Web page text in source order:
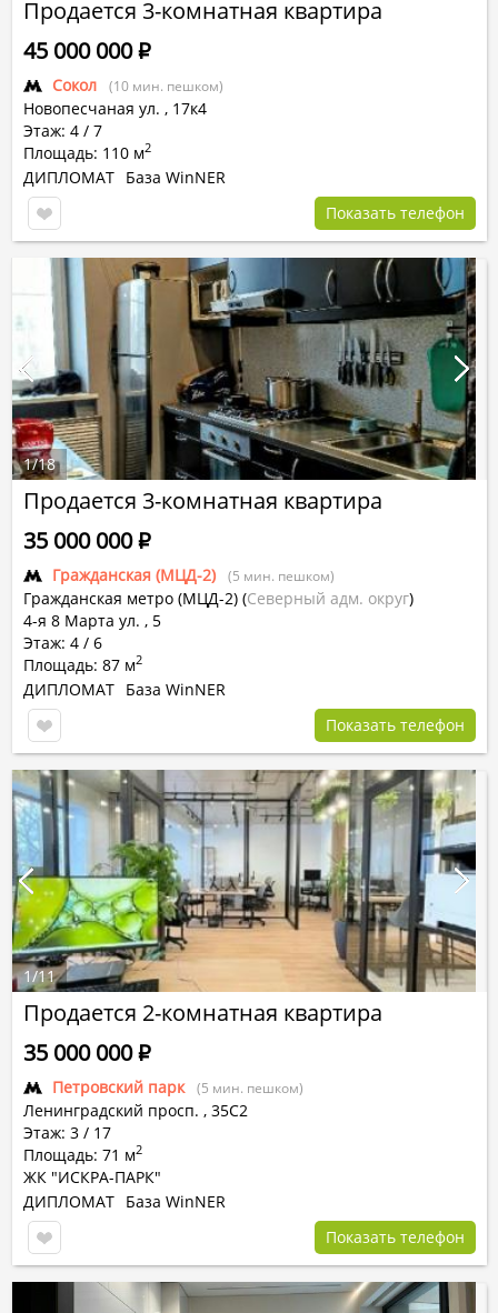
Продается 3-комнатная квартира
Сокол (10 мин. пешком)
Новопесчаная ул. , 17к4
Этаж: 4 / 7
Площадь: 110 м2
45 000 000Р
ДИПЛОМАТ База WinNER
Показать телефон
Продается 3-комнатная квартира
Гражданская (МЦД-2) (5 мин. пешком)
Гражданская метро (МЦД-2) (Северный адм. округ)
4-я 8 Марта ул. , 5
Этаж: 4 / 6
Площадь: 87 м2
35 000 000Р
ДИПЛОМАТ База WinNER
Показать телефон
1/18
Продается 2-комнатная квартира
Петровский парк (5 мин. пешком)
Ленинградский просп. , 35С2
Этаж: 3 / 17
Площадь: 71 м2
ЖК "ИСКРА-ПАРК"
35 000 000Р
ДИПЛОМАТ База WinNER
Показать телефон
1/11